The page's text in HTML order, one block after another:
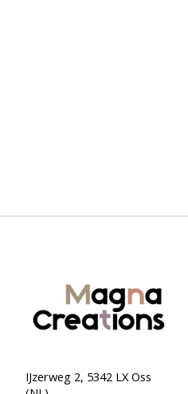
IJzerweg 2, 5342 LX Oss